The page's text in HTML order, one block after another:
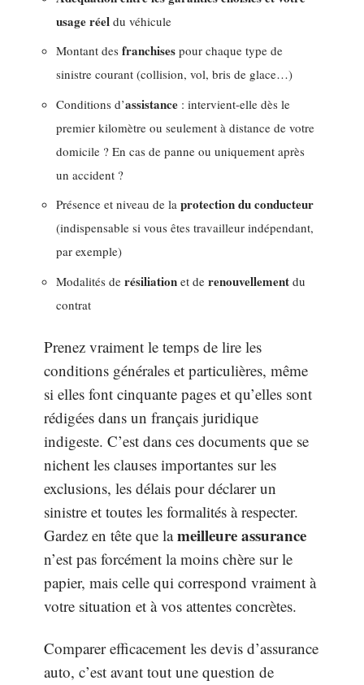
usage réel du véhicule
Montant des franchises pour chaque type de
sinistre courant (collision, vol, bris de glace…)
Conditions d’assistance : intervient-elle dès le
premier kilomètre ou seulement à distance de votre
domicile ? En cas de panne ou uniquement après
un accident ?
Présence et niveau de la protection du conducteur
(indispensable si vous êtes travailleur indépendant,
par exemple)
Modalités de résiliation et de renouvellement du
contrat
Prenez vraiment le temps de lire les
conditions générales et particulières, même
si elles font cinquante pages et qu’elles sont
rédigées dans un français juridique
indigeste. C’est dans ces documents que se
nichent les clauses importantes sur les
exclusions, les délais pour déclarer un
sinistre et toutes les formalités à respecter.
Gardez en tête que lameilleure assurance
n’est pas forcément la moins chère sur le
papier, mais celle qui correspond vraiment à
votre situation et à vos attentes concrètes.
Comparer efficacement les devis d’assurance
auto, c’est avant tout une question de